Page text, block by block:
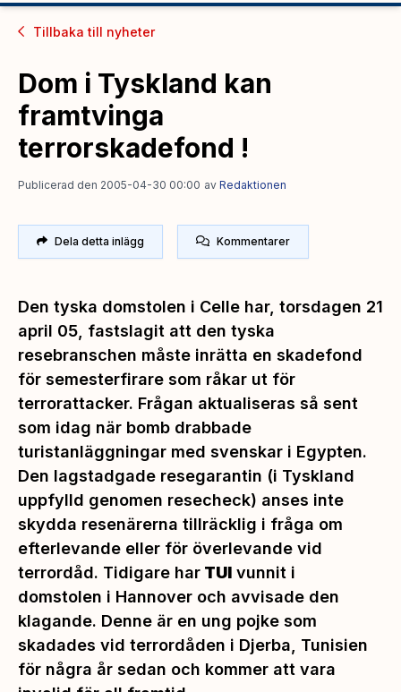
Tillbaka till nyheter
Dom i Tyskland kan
framtvinga
terrorskadefond !
Publicerad den 2005-04-30 00:00 av Redaktionen
Dela detta inlägg Kommentarer
Den tyska domstolen i Celle har, torsdagen 21
april 05, fastslagit att den tyska
resebranschen måste inrätta en skadefond
för semesterfirare som råkar ut för
terrorattacker. Frågan aktualiseras så sent
som idag när bomb drabbade
turistanläggningar med svenskar i Egypten.
Den lagstadgade resegarantin (i Tyskland
uppfylld genomen resecheck) anses inte
skydda resenärerna tillräcklig i fråga om
efterlevande eller för överlevande vid
terrordåd. Tidigare har TUI vunnit i
domstolen i Hannover och avvisade den
klagande. Denne är en ung pojke som
skadades vid terrordåden i Djerba, Tunisien
för några år sedan och kommer att vara